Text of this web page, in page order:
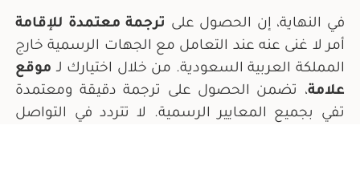
في النهاية، إن الحصول على ترجمة معتمدة للإقامة
أمر لا غنى عنه عند التعامل مع الجهات الرسمية خارج
المملكة العربية السعودية. من خلال اختيارك لـ موقع
علامة، تضمن الحصول على ترجمة دقيقة ومعتمدة
تفي بجميع المعايير الرسمية. لا تتردد في التواصل
نسعد بخدمتك في إي وقت
Open chaty